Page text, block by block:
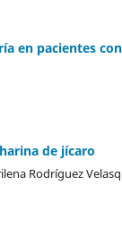
en pacientes
de jícaro
Rodríguez